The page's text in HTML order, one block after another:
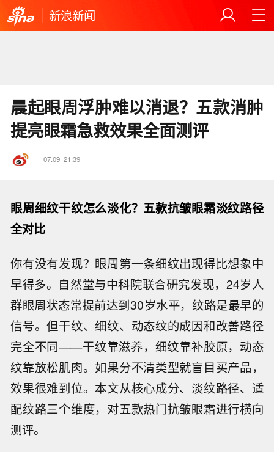
新浪新闻
晨起眼周浮肿难以消退？五款消肿
提亮眼霜急救效果全面测评
07.09 21:39
眼周细纹干纹怎么淡化？五款抗皱眼霜淡纹路径
全对比
你有没有发现？眼周第一条细纹出现得比想象中
早得多。自然堂与中科院联合研究发现，24岁人
群眼周状态常提前达到30岁水平，纹路是最早的
信号。但干纹、细纹、动态纹的成因和改善路径
完全不同——干纹靠滋养，细纹靠补胶原，动态
纹靠放松肌肉。如果分不清类型就盲目买产品，
效果很难到位。本文从核心成分、淡纹路径、适
配纹路三个维度，对五款热门抗皱眼霜进行横向
测评。